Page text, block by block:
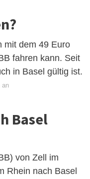
mit dem 49 Euro
fahren kann. Seit
in Basel gültig ist.
an
Basel
von Zell im
Rhein nach Basel